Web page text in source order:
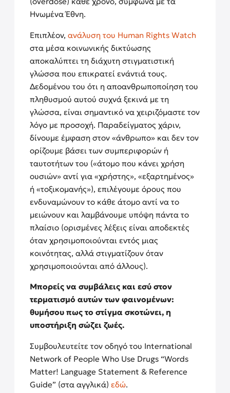
Ηνωμένα Έθνη.
Επιπλέον, ανάλυση του Human Rights Watch
στα μέσα κοινωνικής δικτύωσης
αποκαλύπτει τη διάχυτη στιγματιστική
γλώσσα που επικρατεί ενάντιά τους.
Δεδομένου του ότι η αποανθρωποποίηση του
πληθυσμού αυτού συχνά ξεκινά με τη
γλώσσα, είναι σημαντικό να χειριζόμαστε τον
λόγο με προσοχή. Παραδείγματος χάριν,
δίνουμε έμφαση στον «άνθρωπο» και δεν τον
ορίζουμε βάσει των συμπεριφορών ή
ταυτοτήτων του («άτομο που κάνει χρήση
ουσιών» αντί για «χρήστης», «εξαρτημένος»
ή «τοξικομανής»), επιλέγουμε όρους που
ενδυναμώνουν το κάθε άτομο αντί να το
μειώνουν και λαμβάνουμε υπόψη πάντα το
πλαίσιο (ορισμένες λέξεις είναι αποδεκτές
όταν χρησιμοποιούνται εντός μιας
κοινότητας, αλλά στιγματίζουν όταν
χρησιμοποιούνται από άλλους).
Μπορείς να συμβάλεις και εσύ στον
τερματισμό αυτών των φαινομένων:
θυμήσου πως το στίγμα σκοτώνει, η
υποστήριξη σώζει ζωές.
Συμβουλευτείτε τον οδηγό του International
Network of People Who Use Drugs “Words
Matter! Language Statement & Reference
Guide” (στα αγγλικά) εδώ.